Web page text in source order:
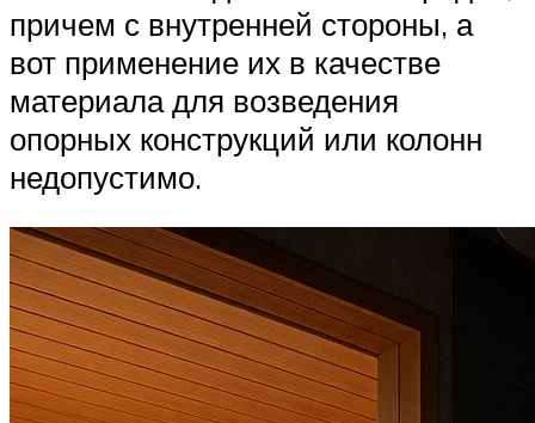
причем с внутренней стороны, а
вот применение их в качестве
материала для возведения
опорных конструкций или колонн
недопустимо.